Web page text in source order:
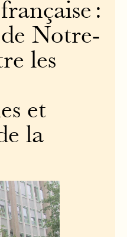
:
Notre-
les
et
la